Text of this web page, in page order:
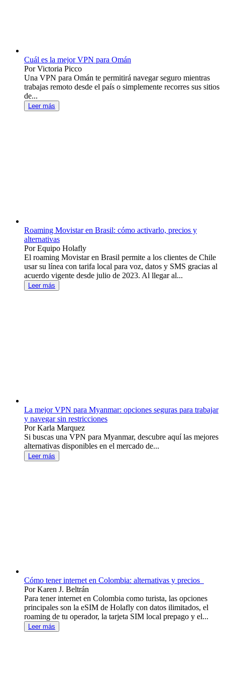
Cuál es la mejor VPN para Omán
Por Victoria Picco
Una VPN para Omán te permitirá navegar seguro mientras
trabajas remoto desde el país o simplemente recorres sus sitios
de...
Leer más
Roaming Movistar en Brasil: cómo activarlo, precios y
alternativas
Por Equipo Holafly
El roaming Movistar en Brasil permite a los clientes de Chile
usar su línea con tarifa local para voz, datos y SMS gracias al
acuerdo vigente desde julio de 2023. Al llegar al...
Leer más
La mejor VPN para Myanmar: opciones seguras para trabajar
y navegar sin restricciones
Por Karla Marquez
Si buscas una VPN para Myanmar, descubre aquí las mejores
alternativas disponibles en el mercado de...
Leer más
Cómo tener internet en Colombia: alternativas y precios
Por Karen J. Beltrán
Para tener internet en Colombia como turista, las opciones
principales son la eSIM de Holafly con datos ilimitados, el
roaming de tu operador, la tarjeta SIM local prepago y el...
Leer más